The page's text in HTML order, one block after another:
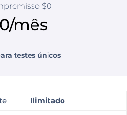
$0
mês
testes únicos
Ilimitado